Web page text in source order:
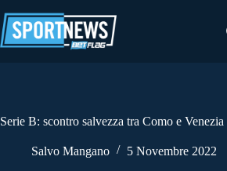
al
contenuto
Serie B: scontro salvezza tra Como e Venezia
Salvo Mangano 5 Novembre 2022